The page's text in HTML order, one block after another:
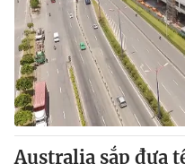
Cơ quan chủ quản:
Đài
Cơ quan báo chí:Thời báo
Giấy phép hoạt động báo in
cấp ngày 29/12/2023
Tổng Biên tập:Vũ Thanh
Phó Tổng Biên tập:
Australia sắp đưa